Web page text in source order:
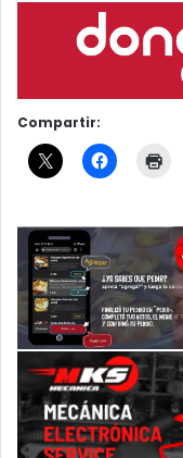
Compartir: